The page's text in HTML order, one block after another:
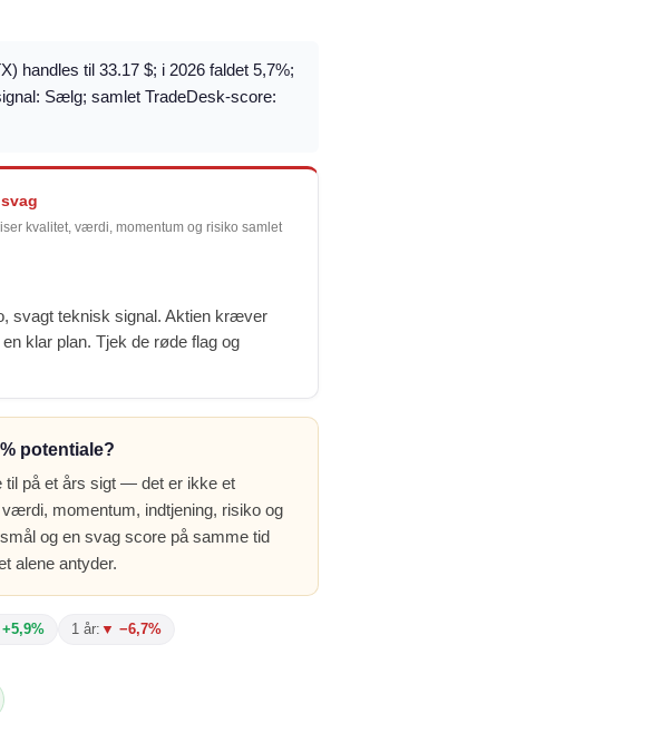
handles til 33.17 $; i 2026 faldet 5,7%;
Sælg; samlet TradeDesk-score:
kvalitet, værdi, momentum og risiko samlet
svagt teknisk signal. Aktien kræver
klar plan. Tjek de røde flag og
potentiale?
til på et års sigt — det er ikke et
momentum, indtjening, risiko og
og en svag score på samme tid
alene antyder.
1 år: ▼ −6,7%